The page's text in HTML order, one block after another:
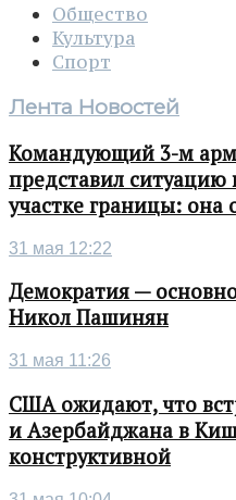
Общество
Культура
Спорт
Лента Новостей
Командующий 3-м
представил ситуацию
участке границы: она
31 мая 12:22
Демократия —
Никол Пашинян
31 мая 11:26
США ожидают, что
и Азербайджана в
конструктивной